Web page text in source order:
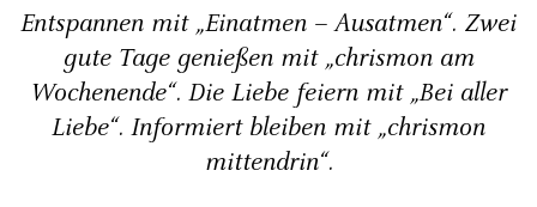
Entspannen mit „Einatmen – Ausatmen“. Zwei
gute Tage genießen mit „chrismon am
Wochenende“. Die Liebe feiern mit „Bei aller
Liebe“. Informiert bleiben mit „chrismon
mittendrin“.